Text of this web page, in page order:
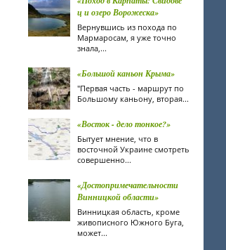
ц и озеро Ворожеска»
Вернувшись из похода по
Мармаросам, я уже точно
знала,...
«Большой каньон Крыма»
"Первая часть - маршрут по
Большому каньону, вторая...
«Восток - дело тонкое?»
Бытует мнение, что в
восточной Украине смотреть
совершенно...
«Достопримечательности
Винницкой области»
Винницкая область, кроме
живописного Южного Буга,
может...